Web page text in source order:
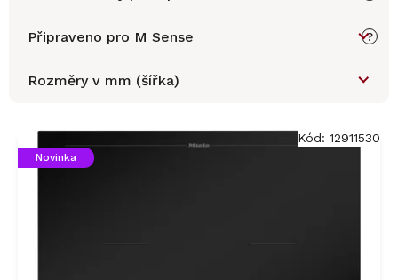
Připraveno pro M Sense ?
Rozměry v mm (šířka)
p
Novinka
Kód: 12911530